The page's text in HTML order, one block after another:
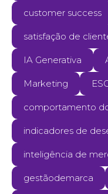
customer success
satisfação de
IA Generativa
Marketing
comportamento
indicadores de
inteligência de
gestãodemarca